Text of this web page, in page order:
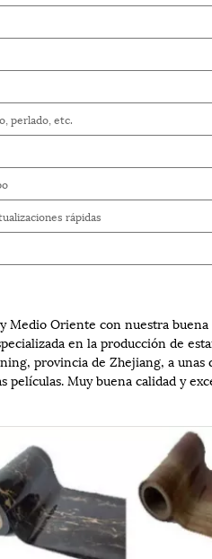
perlado, etc.
rápidas
Medio Oriente con nuestra
en la producción de
provincia de Zhejiang, a unas
películas. Muy buena calidad y